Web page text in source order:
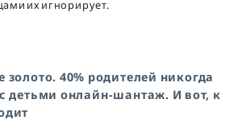
их игнорирует.
40% родителей никогда
детьми онлайн-шантаж. И вот, к